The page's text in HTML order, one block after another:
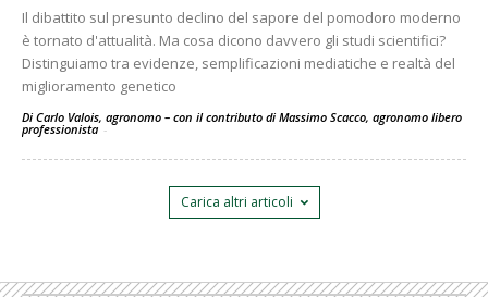
Il dibattito sul presunto declino del sapore del pomodoro moderno
è tornato d'attualità. Ma cosa dicono davvero gli studi scientifici?
Distinguiamo tra evidenze, semplificazioni mediatiche e realtà del
miglioramento genetico
Di Carlo Valois, agronomo – con il contributo di Massimo Scacco, agronomo libero
professionista -
Carica altri articoli